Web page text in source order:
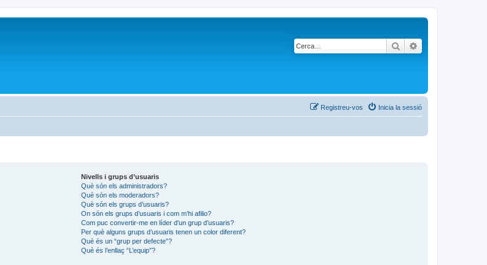
Cerca
Inicia la sessió
Registreu-vos
Nivells i grups d’usuaris
Què són els administradors?
Què són els moderadors?
Què són els grups d’usuaris?
On són els grups d’usuaris i com m’hi afilio?
Com puc convertir-me en líder d’un grup d’usuaris?
Per què alguns grups d’usuaris tenen un color diferent?
Què és un “grup per defecte”?
Què és l’enllaç “L’equip”?